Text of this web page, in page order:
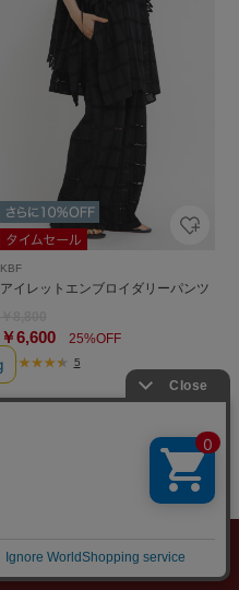
KBF
アイレットエンブロイダリーパンツ
￥6,60025%OFF
5